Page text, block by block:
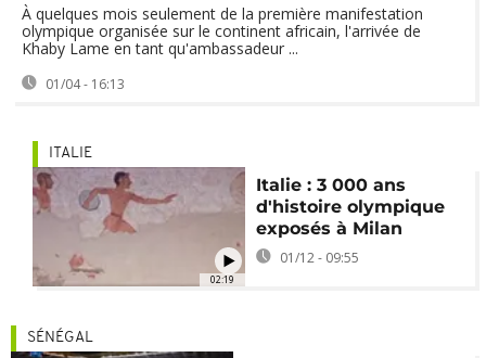
À quelques mois seulement de la première manifestation
olympique organisée sur le continent africain, l'arrivée de
Khaby Lame en tant qu'ambassadeur ...
01/04 - 16:13
02:19
ITALIE
Italie : 3 000 ans
d'histoire olympique
exposés à Milan
01/12 - 09:55
SÉNÉGAL